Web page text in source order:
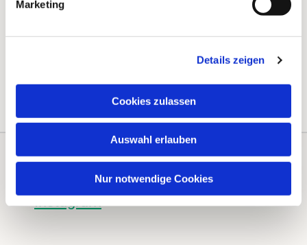
Marketing
Details zeigen
Cookies zulassen
Auswahl erlauben
Nur notwendige Cookies
Kontakte
Instagram